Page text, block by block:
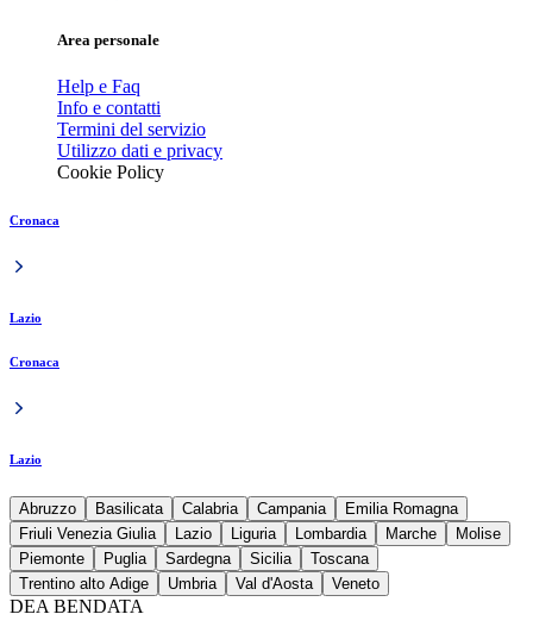
Area personale
Help e Faq
Info e contatti
Termini del servizio
Utilizzo dati e privacy
Cookie Policy
Cronaca
Lazio
Cronaca
Lazio
Abruzzo Basilicata Calabria Campania
Emilia Romagna
Friuli Venezia Giulia
Lazio Liguria Lombardia Marche
Molise
Piemonte
Puglia Sardegna Sicilia
Toscana
Trentino alto Adige
Umbria Val d'Aosta Veneto
DEA BENDATA